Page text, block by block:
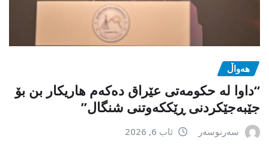
هەواڵ
“داوا لە حكومەتی عێراق دەكەم هاریكار بن بۆ
جێبەجێكردنی ڕێككەوتنی شنگال”
سەرنوسەر ئاب 6, 2026